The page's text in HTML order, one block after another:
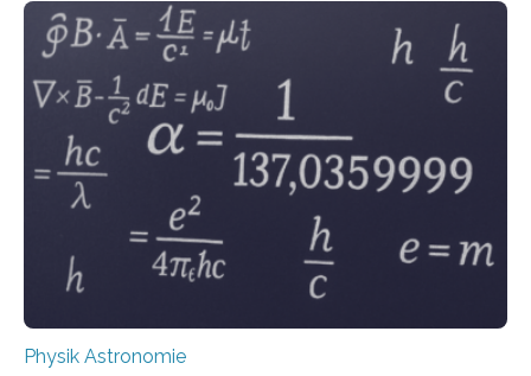
Physik Astronomie